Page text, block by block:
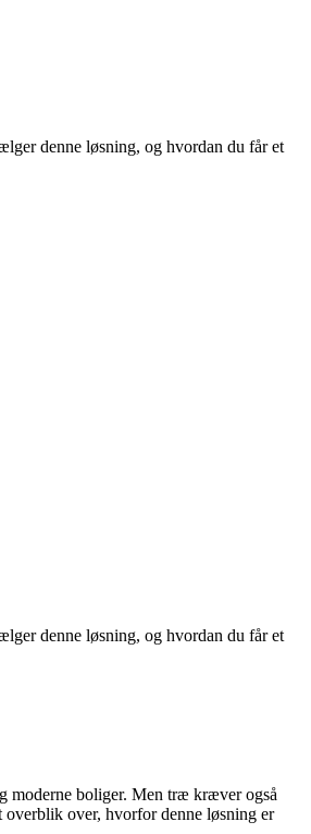
denne løsning, og hvordan du får et
denne løsning, og hvordan du får et
moderne boliger. Men træ kræver også
over, hvorfor denne løsning er